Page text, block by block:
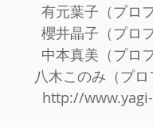
有元葉子（プロ
櫻井晶子（プロ
中本真美（プロ
八木このみ（プロ
http://